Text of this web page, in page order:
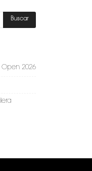
Open 2026